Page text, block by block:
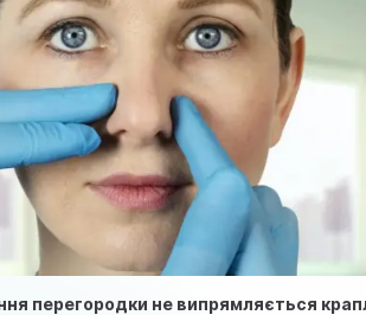
перегородки не випрямляється